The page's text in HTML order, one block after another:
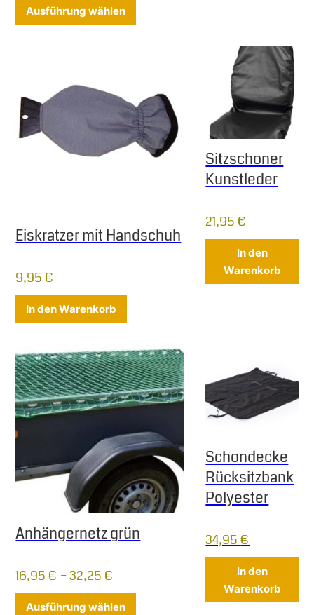
Ausführung wählen
Eiskratzer mit Handschuh
9,95€
In den Warenkorb
Sitzschoner
Kunstleder
21,95€
In den
Warenkorb
Anhängernetz grün
16,95€ –32,25€
Ausführung wählen Dieses Produkt weist mehrere
Schondecke
Rücksitzbank
Polyester
34,95€
In den
Warenkorb